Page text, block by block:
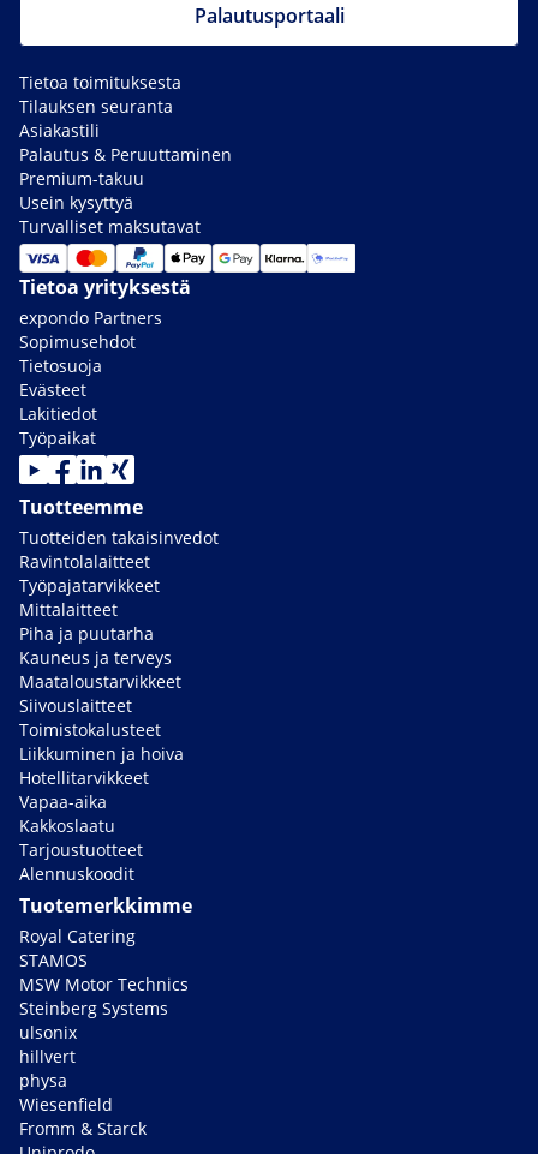
Palautusportaali
Tietoa toimituksesta
Tilauksen seuranta
Asiakastili
Palautus & Peruuttaminen
Premium-takuu
Usein kysyttyä
Turvalliset maksutavat
Tietoa yrityksestä
expondo Partners
Sopimusehdot
Tietosuoja
Evästeet
Lakitiedot
Työpaikat
Tuotteemme
Tuotteiden takaisinvedot
Ravintolalaitteet
Työpajatarvikkeet
Mittalaitteet
Piha ja puutarha
Kauneus ja terveys
Maataloustarvikkeet
Siivouslaitteet
Toimistokalusteet
Liikkuminen ja hoiva
Hotellitarvikkeet
Vapaa-aika
Kakkoslaatu
Tarjoustuotteet
Alennuskoodit
Tuotemerkkimme
Royal Catering
STAMOS
MSW Motor Technics
Steinberg Systems
ulsonix
hillvert
physa
Wiesenfield
Fromm & Starck